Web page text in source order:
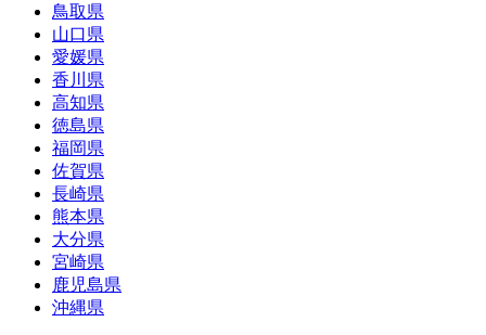
鳥取県
山口県
愛媛県
香川県
高知県
徳島県
福岡県
佐賀県
長崎県
熊本県
大分県
宮崎県
鹿児島県
沖縄県